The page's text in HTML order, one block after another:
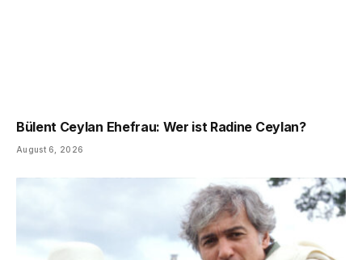
Bülent Ceylan Ehefrau: Wer ist Radine Ceylan?
August 6, 2026